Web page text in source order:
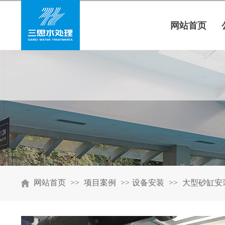
网站首页
网站首页 >> 项目案例 >> 设备安装 >> 大型砂缸安